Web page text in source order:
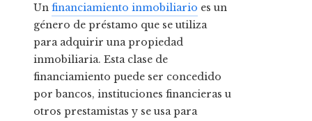
Un financiamiento inmobiliario es un
género de préstamo que se utiliza
para adquirir una propiedad
inmobiliaria. Esta clase de
financiamiento puede ser concedido
por bancos, instituciones financieras u
otros prestamistas y se usa para